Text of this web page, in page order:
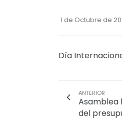
1 de Octubre de
Día
ANTERIOR
Asamblea
del